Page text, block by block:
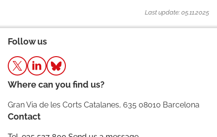
Last update: 05.11.2025
Follow us
Where can you find us?
Gran Via de les Corts Catalanes, 635 08010 Barcelona
Contact